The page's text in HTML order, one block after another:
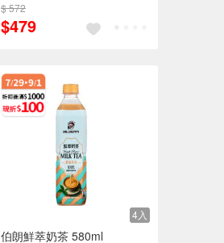
$ 572
$479
4入
伯朗鮮萃奶茶 580ml